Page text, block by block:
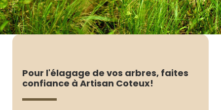
Pour l'élagage de vos arbres, faites
confiance à Artisan Coteux!